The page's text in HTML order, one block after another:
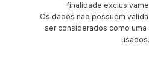
finalidade
Os dados não possuem
ser considerados como
usados.